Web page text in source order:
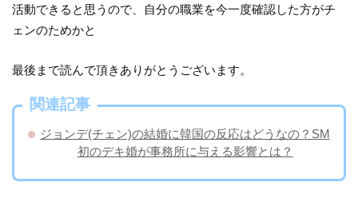
活動できると思うので、自分の職業を今一度確認した方がチ
ェンのためかと
最後まで読んで頂きありがとうございます。
関連記事
ジョンデ(チェン)の結婚に韓国の反応はどうなの？SM
初のデキ婚が事務所に与える影響とは？